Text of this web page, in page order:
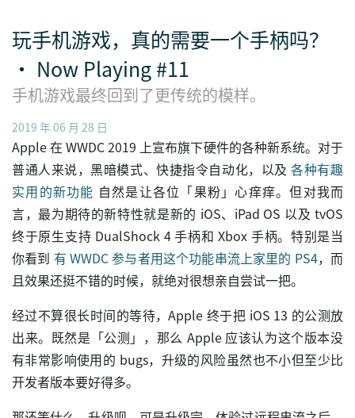
玩手机游戏，真的需要一个手柄吗？
· Now Playing #11
手机游戏最终回到了更传统的模样。
2019 年 06 月 28 日
Apple 在 WWDC 2019 上宣布旗下硬件的各种新系统。对于
普通人来说，黑暗模式、快捷指令自动化，以及各种有趣
实用的新功能 自然是让各位「果粉」心痒痒。但对我而
言，最为期待的新特性就是新的 iOS、iPad OS 以及 tvOS
终于原生支持 DualShock 4 手柄和 Xbox 手柄。特别是当
你看到 有 WWDC 参与者用这个功能串流上家里的 PS4，而
且效果还挺不错的时候，就绝对很想亲自尝试一把。
经过不算很长时间的等待，Apple 终于把 iOS 13 的公测放
出来。既然是「公测」，那么 Apple 应该认为这个版本没
有非常影响使用的 bugs，升级的风险虽然也不小但至少比
开发者版本要好得多。